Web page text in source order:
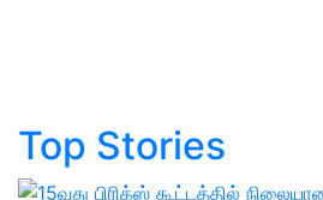
Top Stories